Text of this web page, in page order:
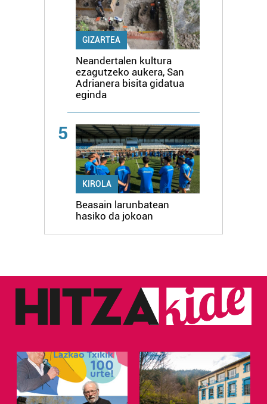
GIZARTEA
Neandertalen kultura
ezagutzeko aukera, San
Adrianera bisita gidatua
eginda
5
KIROLA
Beasain larunbatean
hasiko da jokoan